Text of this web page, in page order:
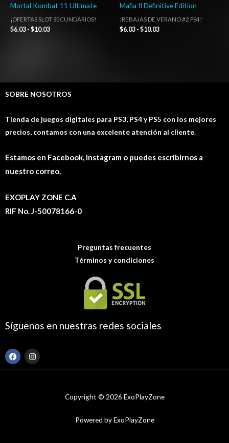
Mortal Kombat 11 Ultimate
¡OFERTAS SLOT SECUNDARIOS!
$6.03 - $10.03
Mafia II Definitive Edition
¡REBAJAS DE VERANO #2 PS4!
$6.03 - $10.03
SOBRE NOSOTROS
Tienda de juegos digitales para PS3, PS4 y PS5 con los mejores
precios, contamos con una excelente atención al cliente.
Estamos en Facebook, Instagram o puedes escribirnos a
nuestro correo.
EXOPLAY ZONE C.A
RIF No. J-50078166-0
Preguntas frecuentes
Términos y condiciones
Síguenos en nuestras redes sociales
F
a
I
n
Copyright © 2026 ExoPlayZone
Powered by ExoPlayZone